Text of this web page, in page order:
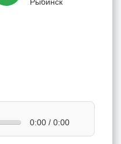
0:00 / 0:00